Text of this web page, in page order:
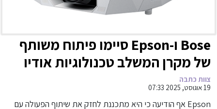
Bose ו-Epson סיימו פיתוח משותף
של מקרן המשלב טכנולוגיות אודיו
ווידאו של שתי החברות
צוות כתבה
19 אוגוסט, 2025 07:33
Epson אף הודיעה כי היא מתכננת לחזק את שיתוף הפעולה עם